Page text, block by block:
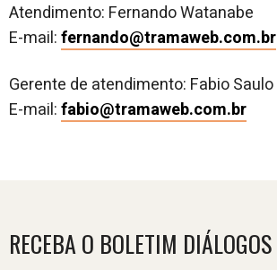
Atendimento: Fernando Watanabe
E-mail:fernando@tramaweb.com.br
Gerente de atendimento: Fabio Saulo
E-mail:fabio@tramaweb.com.br
RECEBA O BOLETIM DIÁLOGOS